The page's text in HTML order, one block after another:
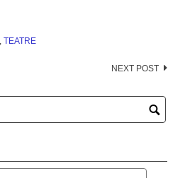
TEATRE
NEXT POST